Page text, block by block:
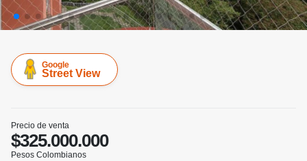
Google
Street View
Precio de venta
$325.000.000
Pesos Colombianos